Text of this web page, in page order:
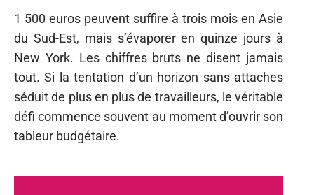
1 500 euros peuvent suffire à trois mois en Asie
du Sud-Est, mais s’évaporer en quinze jours à
New York. Les chiffres bruts ne disent jamais
tout. Si la tentation d’un horizon sans attaches
séduit de plus en plus de travailleurs, le véritable
défi commence souvent au moment d’ouvrir son
tableur budgétaire.